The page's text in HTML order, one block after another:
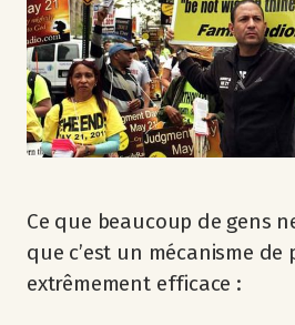
Ce que beaucoup de gens
que c’est un mécanisme de
extrêmement efficace :